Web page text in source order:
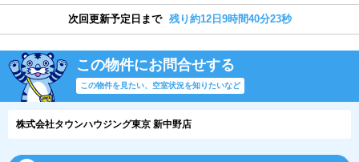
次回更新予定日まで 残り約12日9時間40分23秒
この物件にお問合せする
この物件を見たい、空室状況を知りたいなど
株式会社タウンハウジング東京 新中野店